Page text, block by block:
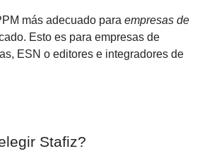
más adecuado para empresas de
Esto es para empresas de
ESN o editores e integradores de
Stafiz?